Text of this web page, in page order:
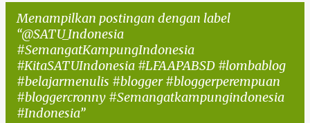
Menampilkan postingan dengan label
@SATU_Indonesia
#SemangatKampungIndonesia
#KitaSATUIndonesia #LFAAPABSD #lombablog
#belajarmenulis #blogger #bloggerperempuan
#bloggercronny #Semangatkampungindonesia
#Indonesia